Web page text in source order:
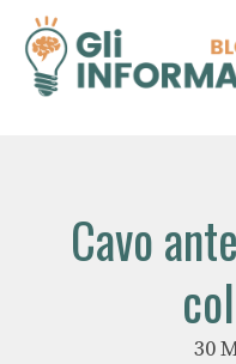
contenuto
Cavo
30